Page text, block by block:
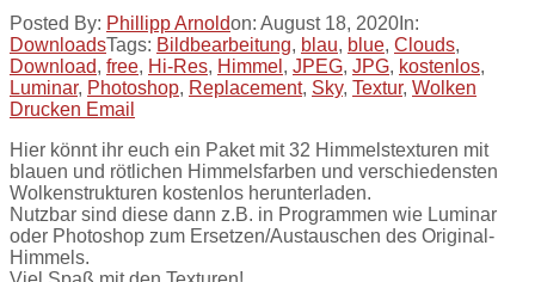
Posted By: Phillipp Arnoldon: August 18, 2020 In:
DownloadsTags: Bildbearbeitung, blau, blue, Clouds,
Download, free, Hi-Res, Himmel , JPEG, JPG, kostenlos,
Luminar, Photoshop, Replacement, Sky, Textur, Wolken
Drucken Email
Hier könnt ihr euch ein Paket mit 32 Himmelstexturen mit
blauen und rötlichen Himmelsfarben und verschiedensten
Wolkenstrukturen kostenlos herunterladen.
Nutzbar sind diese dann z.B. in Programmen wie Luminar
oder Photoshop zum Ersetzen/Austauschen des Original-
Himmels.